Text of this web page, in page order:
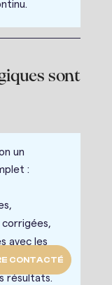
CONTACTÉ
sont
un
:
corrigées,
avec les
résultats.